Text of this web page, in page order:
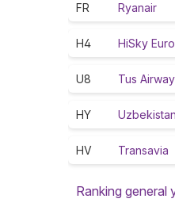
FR Ryanair
H4 HiSky
U8 Tus
HY
HV Transavia
Ranking general